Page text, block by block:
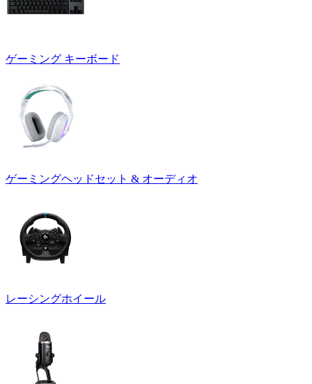
ゲーミング キーボード
ゲーミングヘッドセット & オーディオ
レーシングホイール